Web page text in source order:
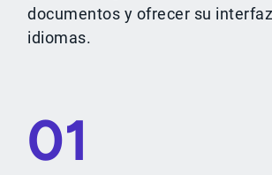
documentos y ofrecer su
idiomas.
01